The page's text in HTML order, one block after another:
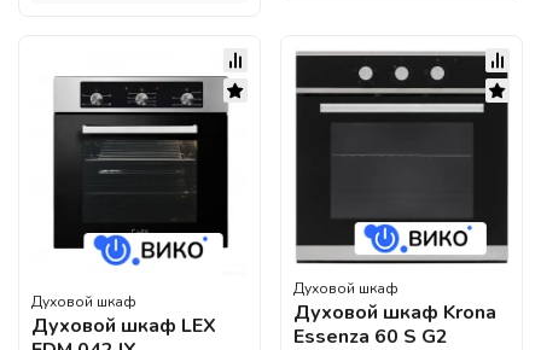
Духовой шкаф
Духовой шкаф LEX
Духовой шкаф
Духовой шкаф Krona
Essenza 60 S G2